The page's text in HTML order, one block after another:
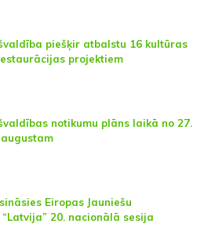
piešķir atbalstu 16 kultūras
projektiem
notikumu plāns laikā no 27.
Eiropas Jauniešu
20. nacionālā sesija